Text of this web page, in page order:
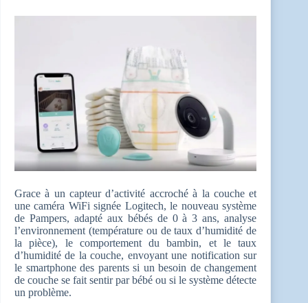
Grace à un capteur d’activité accroché à la couche et
une caméra WiFi signée Logitech, le nouveau système
de Pampers, adapté aux bébés de 0 à 3 ans, analyse
l’environnement (température ou de taux d’humidité de
la pièce), le comportement du bambin, et le taux
d’humidité de la couche, envoyant une notification sur
le smartphone des parents si un besoin de changement
de couche se fait sentir par bébé ou si le système détecte
un problème.